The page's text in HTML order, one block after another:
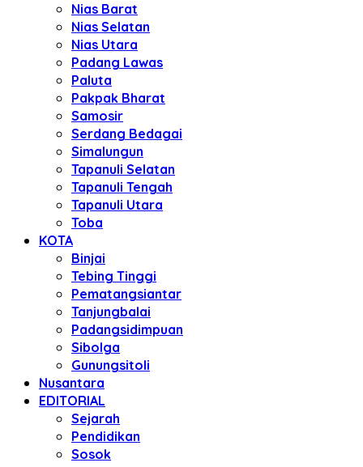
Nias Barat
Nias Selatan
Nias Utara
Padang Lawas
Paluta
Pakpak Bharat
Samosir
Serdang Bedagai
Simalungun
Tapanuli Selatan
Tapanuli Tengah
Tapanuli Utara
Toba
KOTA
Binjai
Tebing Tinggi
Pematangsiantar
Tanjungbalai
Padangsidimpuan
Sibolga
Gunungsitoli
Nusantara
EDITORIAL
Sejarah
Pendidikan
Sosok